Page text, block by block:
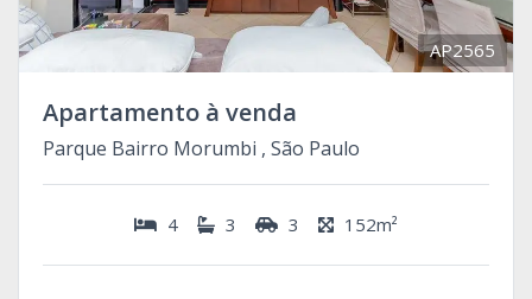
AP2565
Apartamento à venda
Parque Bairro Morumbi , São Paulo
4 3 3 152m²